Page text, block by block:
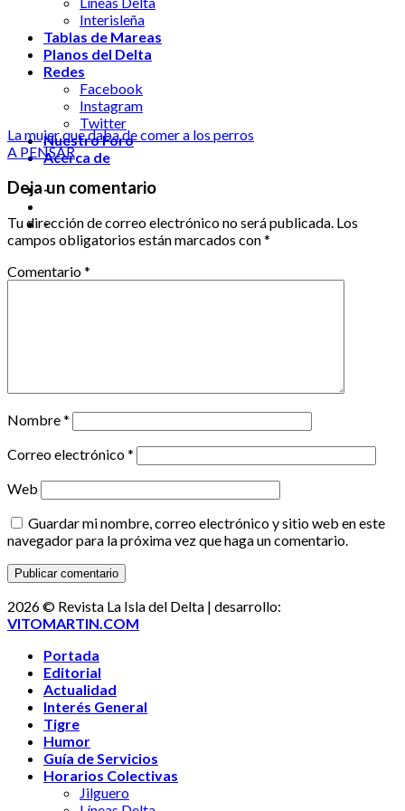
Interisleña
Tablas de Mareas
Planos del Delta
Redes
Facebook
Instagram
Twitter
Nuestro Foro
Acerca de
-
-
La mujer que daba de comer a los perros
A PENSAR
Deja un comentario
Tu dirección de correo electrónico no será publicada. Los
campos obligatorios están marcados con*
Comentario*
Nombre*
Correo electrónico*
Web
Guardar mi nombre, correo electrónico y sitio web en este
navegador para la próxima vez que haga un comentario.
2026 © Revista La Isla del Delta | desarrollo:
VITOMARTIN.COM
Portada
Editorial
Actualidad
Interés General
Tigre
Humor
Guía de Servicios
Horarios Colectivas
Jilguero